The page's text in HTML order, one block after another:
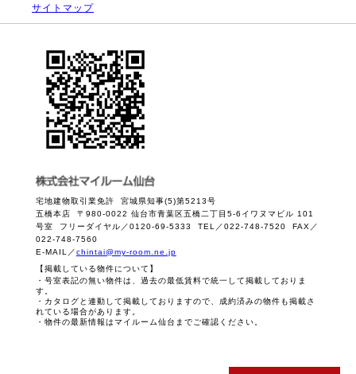
サイトマップ
宅地建物取引業免許 宮城県知事(5)第5213号
五橋本店 〒980-0022 仙台市青葉区五橋二丁目5-6イワヌマビル 101
号室 フリーダイヤル／0120-69-5333 TEL／022-748-7520 FAX／
022-748-7560
E-MAIL／chintai@my-room.ne.jp
【掲載している物件について】
・号室表記の無い物件は、過去の最低賃料で統一して掲載しておりま
す。
・カタログと連動して掲載しておりますので、成約済みの物件も掲載さ
れている場合があります。
・物件の最新情報はマイルーム仙台までご確認ください。